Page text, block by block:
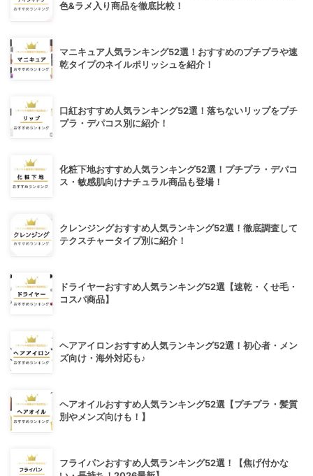
色&ラメ入り商品を徹底比較！
マニキュア人気ランキング52選！おすすめのプチプラや速
乾タイプのネイルポリッシュを紹介！
口紅おすすめ人気ランキング52選！落ちないリップをプチ
プラ・デパコス別に紹介！
化粧下地おすすめ人気ランキング52選！プチプラ・デパコ
ス・敏感肌向けナチュラル商品も登場！
クレンジングおすすめ人気ランキング52選！徹底調査して
テクスチャータイプ別に紹介！
ドライヤーおすすめ人気ランキング52選【速乾・くせ毛・
コスパ商品】
ヘアアイロンおすすめ人気ランキング52選！初心者・メン
ズ向け・海外対応も♪
ヘアオイルおすすめ人気ランキング52選【プチプラ・髪質
別やメンズ向けも！】
フライパンおすすめ人気ランキング52選！【焦げ付かな